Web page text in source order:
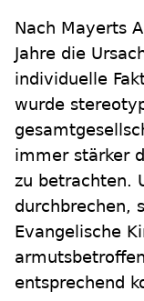
Nach Mayerts
Jahre die
individuelle
wurde
immer stärker
zu betrachten.
durchbrechen,
Evangelische
entsprechend